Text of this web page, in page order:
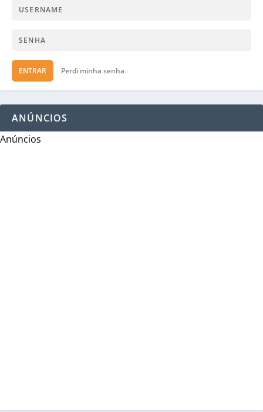
ENTRAR Perdi minha senha
ANÚNCIOS
Anúncios